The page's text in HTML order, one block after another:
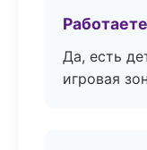
Да, есть
игровая